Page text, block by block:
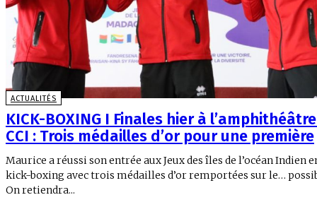
ACTUALITÉS
KICK-BOXING I Finales hier à
CCI : Trois médailles d’or pour une première
Maurice a réussi son entrée aux Jeux des îles de l’océan Indien
kick-boxing avec trois médailles d’or remportées sur le…
On retiendra...